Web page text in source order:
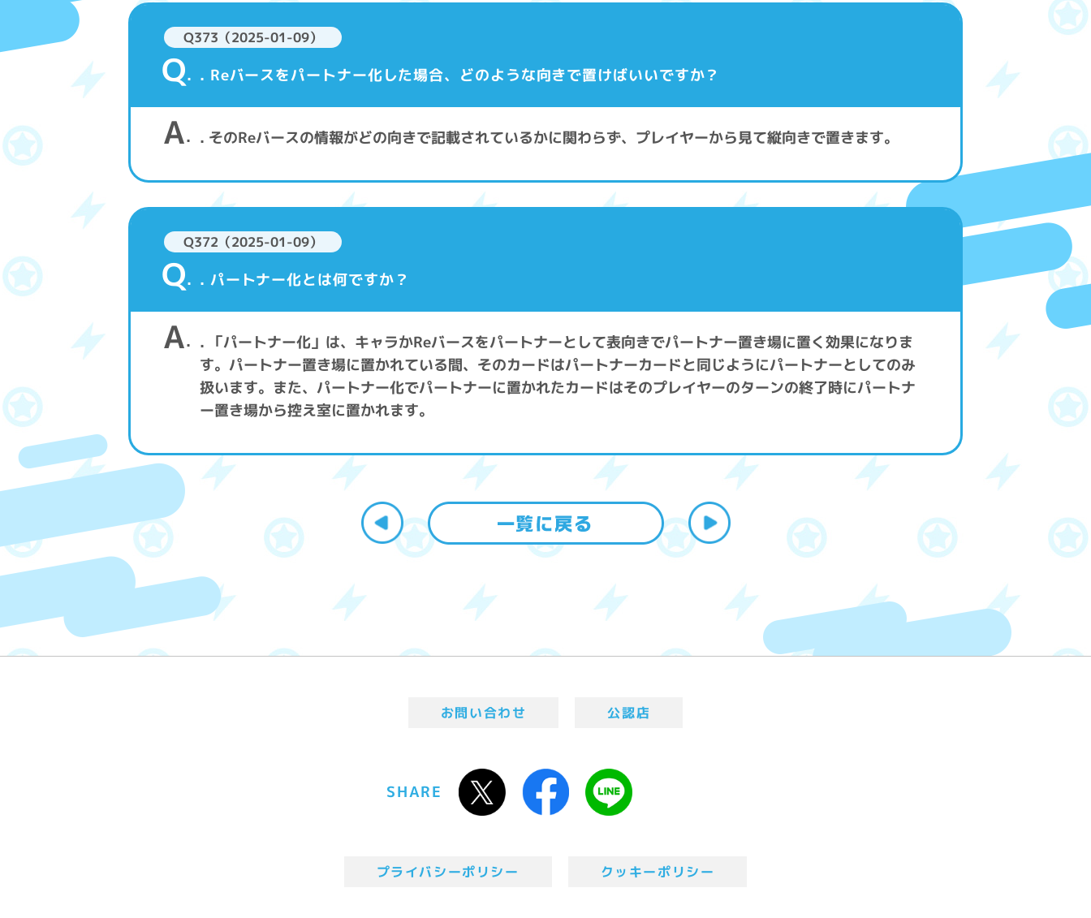
Q373（2025-01-09）
Q . Reバースをパートナー化した場合、どのような向きで置けばいいですか？
A . そのReバースの情報がどの向きで記載されているかに関わらず、プレイヤーから見て縦向きで置きます。
Q372（2025-01-09）
Q . パートナー化とは何ですか？
A . 「パートナー化」は、キャラかReバースをパートナーとして表向きでパートナー置き場に置く効果になりま
す。パートナー置き場に置かれている間、そのカードはパートナーカードと同じようにパートナーとしてのみ
扱います。また、パートナー化でパートナーに置かれたカードはそのプレイヤーのターンの終了時にパートナ
ー置き場から控え室に置かれます。
お問い合わせ 公認店
SHARE
プライバシーポリシー クッキーポリシー